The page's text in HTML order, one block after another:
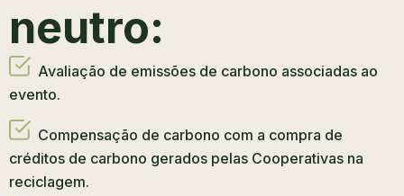
neutro:
Avaliação de emissões de carbono associadas ao
evento.
Compensação de carbono com a compra de
créditos de carbono gerados pelas Cooperativas na
reciclagem.